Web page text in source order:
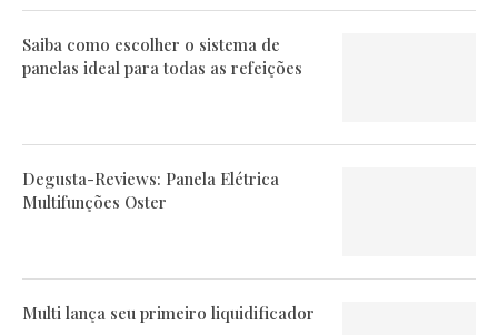
Saiba como escolher o sistema de
panelas ideal para todas as refeições
Degusta-Reviews: Panela Elétrica
Multifunções Oster
Multi lança seu primeiro liquidificador